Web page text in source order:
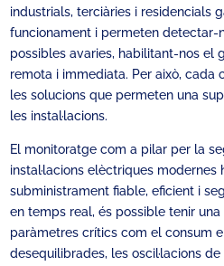
industrials, terciàries i residencials
funcionament i permeten detectar-
possibles avaries, habilitant-nos el
remota i immediata. Per això, cada
les solucions que permeten una
les instal·lacions.
El monitoratge com a pilar per la
instal·lacions elèctriques modernes
subministrament fiable, eficient i
en temps real, és possible tenir
paràmetres crítics com el consum
desequilibrades, les oscil·lacions